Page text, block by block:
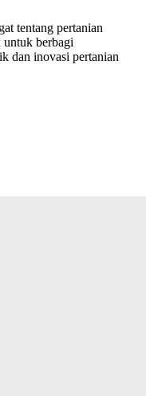
tentang pertanian
berbagi
dan inovasi pertanian